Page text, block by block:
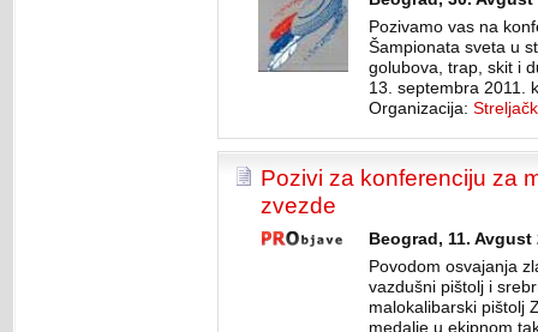
Pozivamo vas na
Šampionata sveta u
golubova, trap, skit i
13. septembra 2011.
Organizacija:
Pozivi za konferenciju za
zvezde
Beograd, 11.
Povodom osvajanja
vazdušni pištolj i
malokalibarski pištolj
medalje u ekipnom